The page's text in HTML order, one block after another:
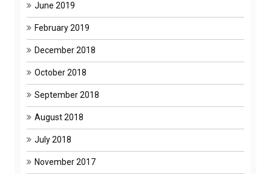
June 2019
February 2019
December 2018
October 2018
September 2018
August 2018
July 2018
November 2017